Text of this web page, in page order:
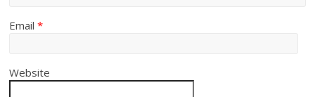
Email*
Website